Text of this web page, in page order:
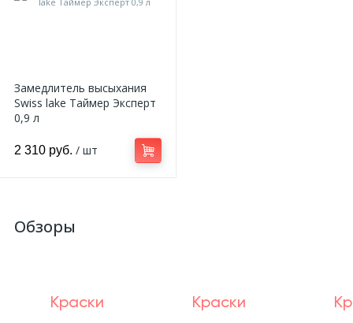
Замедлитель высыхания
Swiss lake Таймер Эксперт
0,9 л
2 310 руб. / шт
Обзоры
Краски Краски